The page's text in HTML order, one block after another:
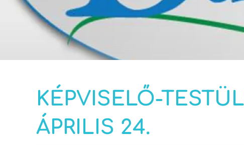
KÉPVISELŐ-
ÁPRILIS 24.